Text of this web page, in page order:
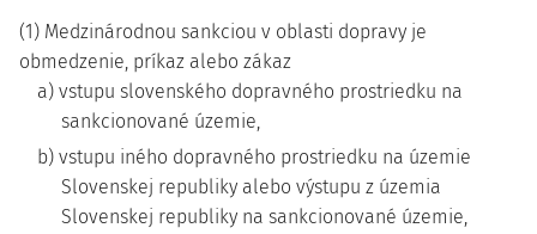
(1) Medzinárodnou sankciou v oblasti dopravy je
obmedzenie, príkaz alebo zákaz
a) vstupu slovenského dopravného prostriedku na
sankcionované územie,
b) vstupu iného dopravného prostriedku na územie
Slovenskej republiky alebo výstupu z územia
Slovenskej republiky na sankcionované územie,